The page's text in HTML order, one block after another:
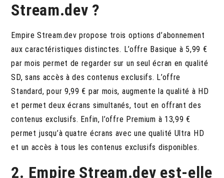
Stream.dev ?
Empire Stream.dev propose trois options d’abonnement
aux caractéristiques distinctes. L’offre Basique à 5,99 €
par mois permet de regarder sur un seul écran en qualité
SD, sans accès à des contenus exclusifs. L’offre
Standard, pour 9,99 € par mois, augmente la qualité à HD
et permet deux écrans simultanés, tout en offrant des
contenus exclusifs. Enfin, l’offre Premium à 13,99 €
permet jusqu’à quatre écrans avec une qualité Ultra HD
et un accès à tous les contenus exclusifs disponibles.
2. Empire Stream.dev est-elle